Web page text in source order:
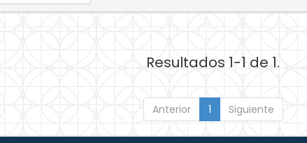
Resultados 1-1 de 1.
Anterior 1 Siguiente